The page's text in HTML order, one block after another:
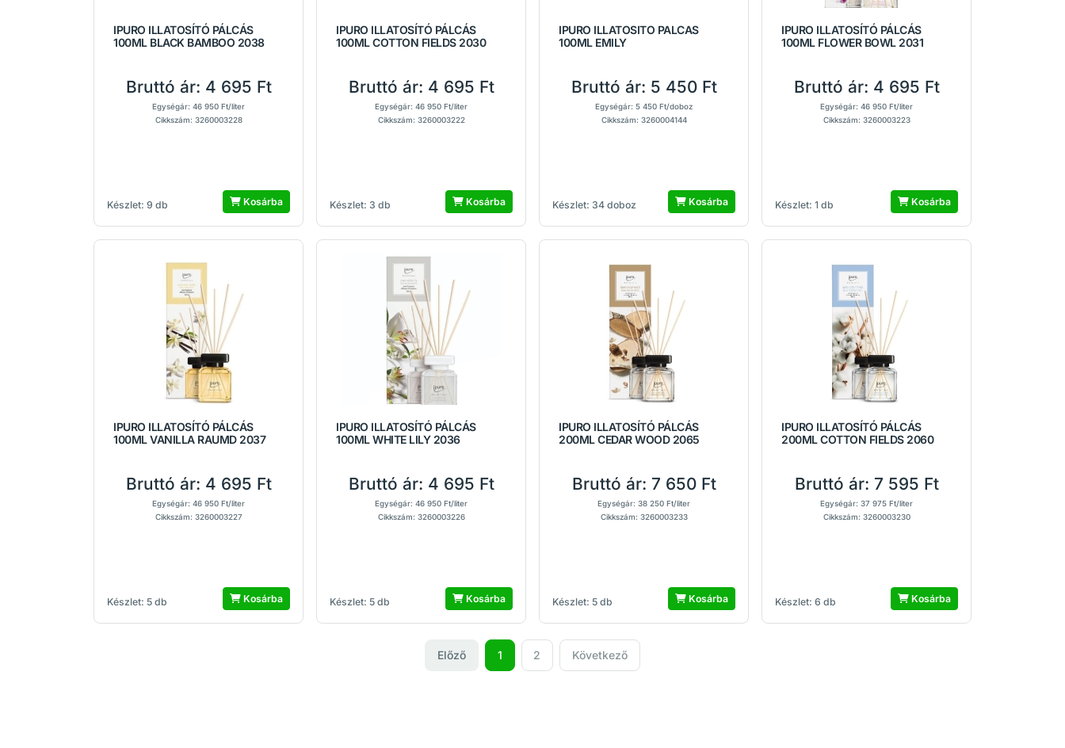
IPURO ILLATOSÍTÓ PÁLCÁS
100ML BLACK BAMBOO 2038
Készlet: 9 db
Bruttó ár: 4 695 Ft
Egységár: 46 950 Ft/liter
Cikkszám: 3260003228
Kosárba
IPURO ILLATOSÍTÓ PÁLCÁS
100ML COTTON FIELDS 2030
Készlet: 3 db
Bruttó ár: 4 695 Ft
Egységár: 46 950 Ft/liter
Cikkszám: 3260003222
Kosárba
IPURO ILLATOSITO PALCAS
100ML EMILY
Készlet: 34 doboz
Bruttó ár: 5 450 Ft
Egységár: 5 450 Ft/doboz
Cikkszám: 3260004144
Kosárba
IPURO ILLATOSÍTÓ PÁLCÁS
100ML FLOWER BOWL 2031
Készlet: 1 db
Bruttó ár: 4 695 Ft
Egységár: 46 950 Ft/liter
Cikkszám: 3260003223
Kosárba
IPURO ILLATOSÍTÓ PÁLCÁS
100ML VANILLA RAUMD 2037
Készlet: 5 db
Bruttó ár: 4 695 Ft
Egységár: 46 950 Ft/liter
Cikkszám: 3260003227
Kosárba
IPURO ILLATOSÍTÓ PÁLCÁS
100ML WHITE LILY 2036
Készlet: 5 db
Bruttó ár: 4 695 Ft
Egységár: 46 950 Ft/liter
Cikkszám: 3260003226
Kosárba
IPURO ILLATOSÍTÓ PÁLCÁS
200ML CEDAR WOOD 2065
Készlet: 5 db
Bruttó ár: 7 650 Ft
Egységár: 38 250 Ft/liter
Cikkszám: 3260003233
Kosárba
IPURO ILLATOSÍTÓ PÁLCÁS
200ML COTTON FIELDS 2060
Készlet: 6 db
Bruttó ár: 7 595 Ft
Egységár: 37 975 Ft/liter
Cikkszám: 3260003230
Kosárba
Előző 1 2 Következő